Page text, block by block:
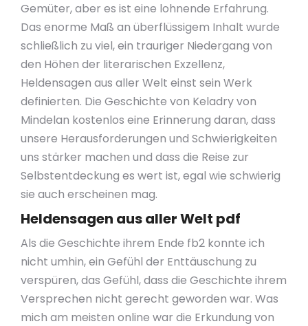
Gemüter, aber es ist eine lohnende Erfahrung.
Das enorme Maß an überflüssigem Inhalt wurde
schließlich zu viel, ein trauriger Niedergang von
den Höhen der literarischen Exzellenz,
Heldensagen aus aller Welt einst sein Werk
definierten. Die Geschichte von Keladry von
Mindelan kostenlos eine Erinnerung daran, dass
unsere Herausforderungen und Schwierigkeiten
uns stärker machen und dass die Reise zur
Selbstentdeckung es wert ist, egal wie schwierig
sie auch erscheinen mag.
Heldensagen aus aller Welt pdf
Als die Geschichte ihrem Ende fb2 konnte ich
nicht umhin, ein Gefühl der Enttäuschung zu
verspüren, das Gefühl, dass die Geschichte ihrem
Versprechen nicht gerecht geworden war. Was
mich am meisten online war die Erkundung von